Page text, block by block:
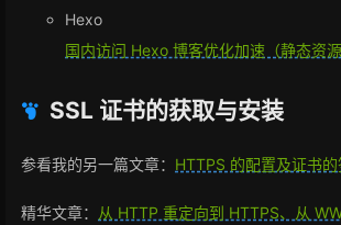
国内访问 Hexo 博客优化加速（静态资
SSL 证书的获取与安装
参看我的另一篇文章： HTTPS 的配置及证书
精华文章： 从 HTTP 重定向到 HTTPS、从